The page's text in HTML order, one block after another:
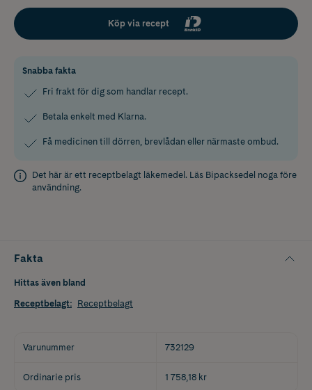
Köp via recept
Snabba fakta
Fri frakt för dig som handlar recept.
Betala enkelt med Klarna.
Få medicinen till dörren, brevlådan eller närmaste ombud.
Det här är ett receptbelagt läkemedel. Läs Bipacksedel noga före
användning.
Fakta
Hittas även bland
Receptbelagt: Receptbelagt
Varunummer 732129
Ordinarie pris 1 758,18 kr